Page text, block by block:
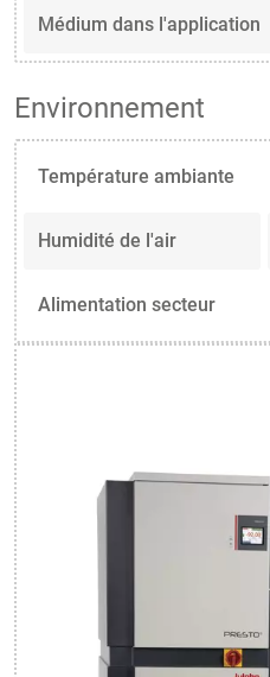
Médium dans l'application
Environnement
Température ambiante
Humidité de l'air
Alimentation secteur